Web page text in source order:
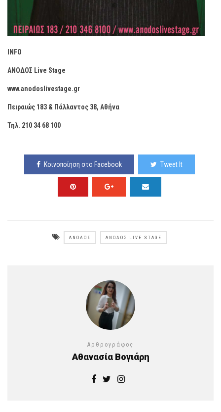
INFO
ΑΝΟΔΟΣ Live Stage
www.anodoslivestage.gr
Πειραιώς 183 & Πάλλαντος 38, Αθήνα
Τηλ. 210 34 68 100
Κοινοποίηση στο Facebook Tweet It
ΆΝΟΔΟΣ ΆΝΟΔΟΣ LIVE STAGE
Αρθρογράφος
Αθανασία Βογιάρη